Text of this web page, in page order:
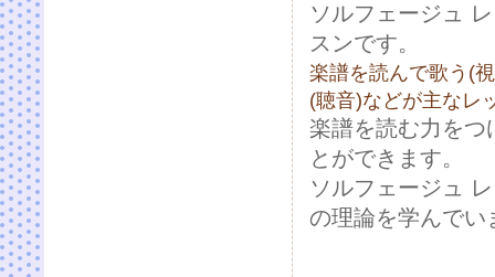
ソルフェージュ
スンです。
楽譜を読んで歌う(
(聴音)などが主なレ
楽譜を読む力を
とができます。
ソルフェージュ
の理論を学んでい